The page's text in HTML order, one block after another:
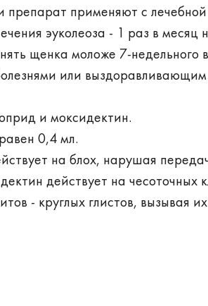
препарат применяют с
эуколеоза - 1 раз в месяц
щенка моложе 7-недельного
или
и моксидектин.
0,4 мл.
на блох, нарушая
действует на
- круглых глистов, вызывая